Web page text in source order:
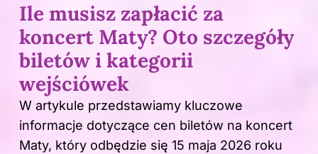
Ile musisz zapłacić za
koncert Maty? Oto szczegóły
biletów i kategorii
wejściówek
W artykule przedstawiamy kluczowe
informacje dotyczące cen biletów na koncert
Maty, który odbędzie się 15 maja 2026 roku